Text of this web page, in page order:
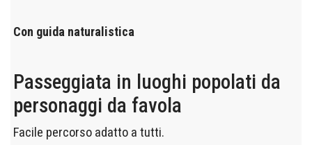
Con guida naturalistica
Passeggiata in luoghi popolati da
personaggi da favola
Facile percorso adatto a tutti.